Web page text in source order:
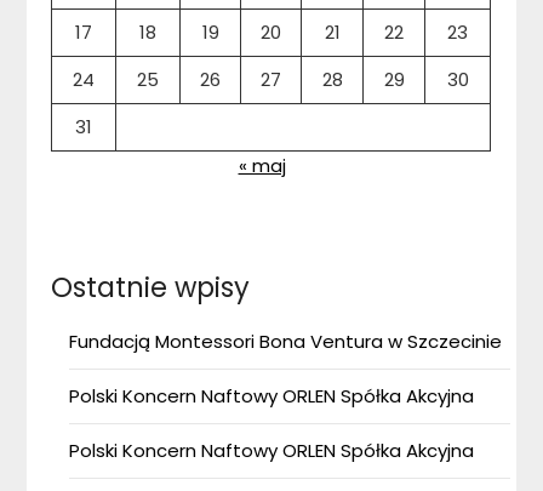
17
18 19 20 21 22
23
24
25 26 27 28 29
30
31
« maj
Ostatnie wpisy
Fundacją Montessori Bona Ventura w Szczecinie
Polski Koncern Naftowy ORLEN Spółka Akcyjna
Polski Koncern Naftowy ORLEN Spółka Akcyjna